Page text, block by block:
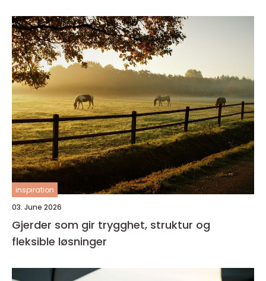
inspiration
03. June 2026
Gjerder som gir trygghet, struktur og
fleksible løsninger